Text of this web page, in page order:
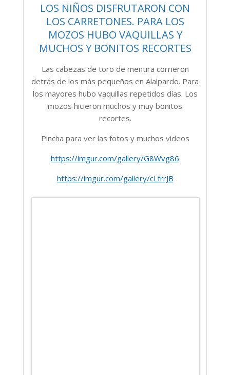
LOS NIÑOS DISFRUTARON CON
LOS CARRETONES. PARA LOS
MOZOS HUBO VAQUILLAS Y
MUCHOS Y BONITOS RECORTES
Las cabezas de toro de mentira corrieron
detrás de los más pequeños en Alalpardo. Para
los mayores hubo vaquillas repetidos días. Los
mozos hicieron muchos y muy bonitos
recortes.
Pincha para ver las fotos y muchos videos
https://imgur.com/gallery/G8Wvg86
https://imgur.com/gallery/cLfrrJB